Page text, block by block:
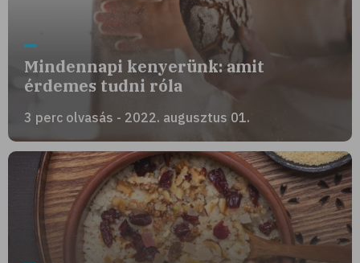
Mindennapi kenyerünk: amit
érdemes tudni róla
3 perc olvasás - 2022. augusztus 01.